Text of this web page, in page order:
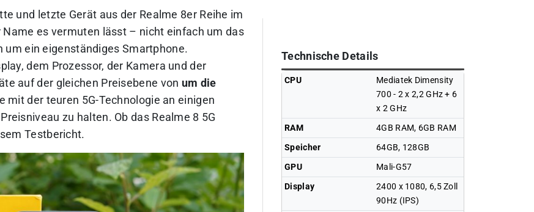
und letzte Gerät aus der Realme 8er Reihe im
es vermuten lässt – nicht einfach um das
um ein eigenständiges Smartphone.
dem Prozessor, der Kamera und der
auf der gleichen Preisebene von um die
mit der teuren 5G-Technologie an einigen
zu halten. Ob das Realme 8 5G
Testbericht.
Technische Details
CPU
Mediatek Dimensity
700 - 2 x 2,2 GHz + 6
x 2 GHz
RAM
4GB RAM, 6GB RAM
Speicher
64GB, 128GB
GPU
Mali-G57
Display
2400 x 1080, 6,5 Zoll
90Hz (IPS)